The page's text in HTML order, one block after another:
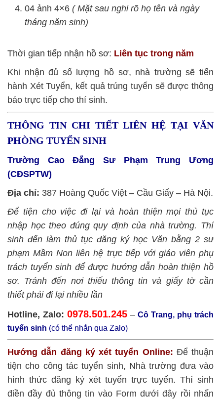
04 ảnh 4×6 ( Mặt sau nghi rõ họ tên và ngày
tháng năm sinh)
Thời gian tiếp nhận hồ sơ: Liên tục trong năm
Khi nhận đủ số lượng hồ sơ, nhà trường sẽ tiến
hành Xét Tuyển, kết quả trúng tuyển sẽ được thông
báo trực tiếp cho thí sinh.
THÔNG TIN CHI TIẾT LIÊN HỆ TẠI VĂN
PHÒNG TUYỂN SINH
Trường Cao Đẳng Sư Phạm Trung Ương
(CĐSPTW)
Địa chỉ: 387 Hoàng Quốc Việt – Cầu Giấy – Hà Nội.
Để tiện cho việc đi lại và hoàn thiện mọi thủ tục
nhập học theo đúng quy định của nhà trường. Thí
sinh đến làm thủ tục đăng ký học Văn bằng 2 sư
phạm Mầm Non liên hệ trực tiếp với giáo viên phụ
trách tuyển sinh để được hướng dẫn hoàn thiện hồ
sơ. Tránh đến nơi thiếu thông tin và giấy tờ cần
thiết phải đi lại nhiều lần
Hotline, Zalo: 0978.501.245–Cô Trang, phụ trách
tuyển sinh (có thể nhắn qua Zalo)
Hướng dẫn đăng ký xét tuyển Online: Để thuận
tiện cho công tác tuyển sinh, Nhà trường đưa vào
hình thức đăng ký xét tuyển trực tuyến. Thí sinh
điền đầy đủ thông tin vào Form dưới đây rồi nhấn